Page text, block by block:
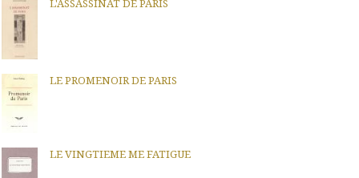
L'ASSASSINAT DE PARIS
LE PROMENOIR DE PARIS
LE VINGTIEME ME FATIGUE